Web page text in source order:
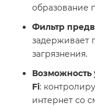
образование
Фильтр
задерживает
загрязнения.​
Возможность
Fi:
интернет со